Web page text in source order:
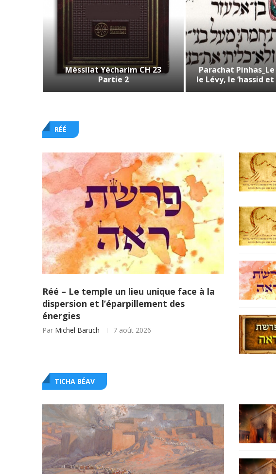
Méssilat Yécharim CH 23
Partie 2
Parachat
le Lévy, le ‘hassid
RÉÉ
Réé – Le temple un lieu unique face à la
dispersion et l’éparpillement des
énergies
Par Michel Baruch 7 août 2026
TICHA BÉAV